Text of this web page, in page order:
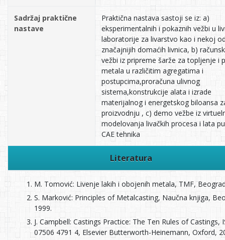
Sadržaj praktične
nastave
Praktična nastava sastoji se iz: a)
eksperimentalnih i pokaznih vežbi u
laboratorije za livarstvo kao i nekoj
značajnijih domaćih livnica, b)
vežbi iz pripreme šarže za topljenje i
metala u različitim agregatima i
postupcima,proračuna ulivnog
sistema,konstrukcije alata i izrade
materijalnog i energetskog biloansa
proizvodnju , c) demo vežbe iz
modelovanja livačkih procesa i lata
CAE tehnika
Literatura
M. Tomović: Livenje lakih i obojenih metala, TMF,
S. Marković: Principles of Metalcasting, Naučna knjiga,
1999.
J. Campbell: Castings Practice: The Ten Rules of Castings,
07506 4791 4, Elsevier Butterworth-Heinemann, Oxford,